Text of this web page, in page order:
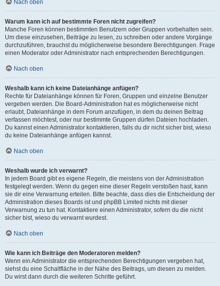
Nach oben
Warum kann ich auf bestimmte Foren nicht zugreifen?
Manche Foren können bestimmten Benutzern oder Gruppen vorbehalten sein.
Um diese einzusehen, Beiträge zu lesen, zu schreiben oder andere Vorgänge
durchzuführen, brauchst du möglicherweise besondere Berechtigungen. Frage
einen Moderator oder Administrator nach entsprechenden Berechtigungen.
Nach oben
Weshalb kann ich keine Dateianhänge anfügen?
Rechte für Dateianhänge können für Foren, Gruppen und einzelne Benutzer
vergeben werden. Die Board-Administration hat es möglicherweise nicht
erlaubt, Dateianhänge in dem Forum anzufügen, in dem du deinen Beitrag
verfassen möchtest, oder nur bestimmte Gruppen dürfen Dateien hochladen.
Du kannst einen Administrator kontaktieren, falls du dir nicht sicher bist, wieso
du keine Dateianhänge anfügen kannst.
Nach oben
Weshalb wurde ich verwarnt?
In jedem Board gibt es eigene Regeln, die meistens von der Administration
festgelegt werden. Wenn du gegen eine dieser Regeln verstoßen hast, kann
sie dir eine Verwarnung erteilen. Bitte beachte, dass dies die Entscheidung der
Administration dieses Boards ist und phpBB Limited nichts mit dieser
Verwarnung zu tun hat. Kontaktiere einen Administrator, sofern du die nicht
sicher bist, wieso du verwarnt wurdest.
Nach oben
Wie kann ich Beiträge den Moderatoren melden?
Wenn ein Administrator die entsprechenden Berechtigungen vergeben hat,
siehst du eine Schaltfläche in der Nähe des Beitrags, um diesen zu melden.
Du wirst dann durch die weiteren Schritte geführt.